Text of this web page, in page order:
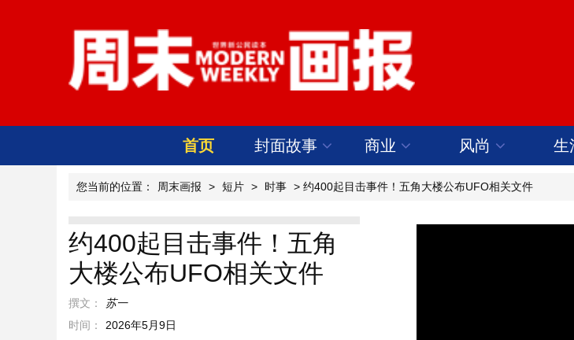
首页 封面故事 商业 风尚 生
您当前的位置： 周末画报 > 短片 > 时事 > 约400起目击事件！五角大楼公布UFO相关文件
约400起目击事件！五角
大楼公布UFO相关文件
撰文：
苏一
时间：
2026年5月9日